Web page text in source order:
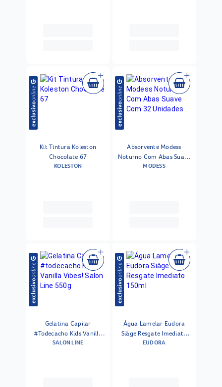
Kit Tintura Koleston
Chocolate 67
KOLESTON
Absorvente Modess
Noturno Com Abas Suave
Com 32 Unidades
MODESS
Gelatina Capilar
#Todecacho Kids Vanilla
Vibes! Salon Line 550g
SALON LINE
Água Lamelar Eudora
Siàge Resgate Imediato
150ml
EUDORA